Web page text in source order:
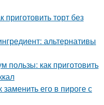
торт без
альтернативы
пользы: как приготовить
его в пироге с